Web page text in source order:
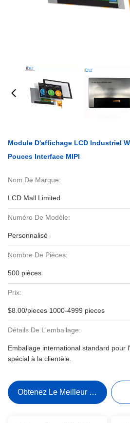
Module D'affichage LCD Industriel
Pouces Interface MIPI
Nom De Marque:
LCD Mall Limited
Numéro De Modèle:
Personnalisé
Nombre De Pièces:
500 pièces
Prix:
$8.00/pieces 1000-4999 pieces
Détails De L'emballage:
Emballage international standard pour
spécial à la clientèle.
Obtenez Le Meilleur Prix